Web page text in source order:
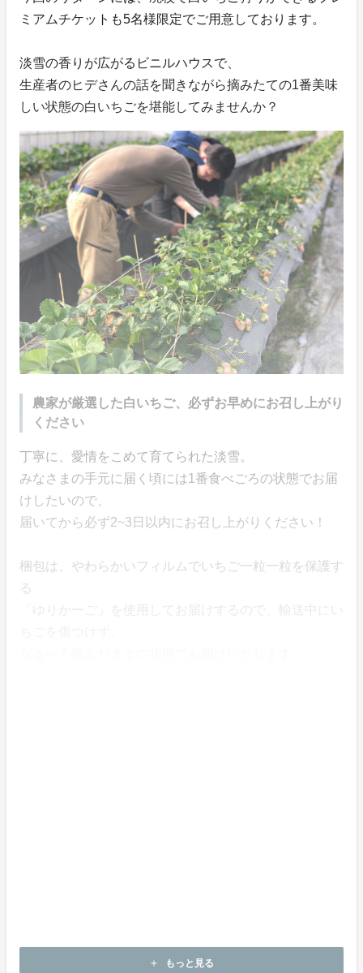
ミアムチケットも5名様限定でご用意しております。
淡雪の香りが広がるビニルハウスで、
生産者のヒデさんの話を聞きながら摘みたての1番美味
しい状態の白いちごを堪能してみませんか？
農家が厳選した白いちご、必ずお早めにお召し上がり
ください
丁寧に、愛情をこめて育てられた淡雪。
みなさまの手元に届く頃には1番食べごろの状態でお届
けしたいので、
届いてから必ず2~3日以内にお召し上がりください！
梱包は、やわらかいフィルムでいちご一粒一粒を保護す
る
「ゆりかーご」を使用してお届けするので、輸送中にい
add もっと見る